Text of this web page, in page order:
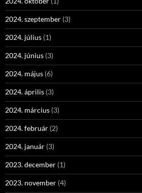
2024. szeptember (3)
2024. július (1)
2024. június (3)
2024. május (6)
2024. április (3)
2024. március (3)
2024. február (2)
2024. január (3)
2023. december (1)
2023. november (4)